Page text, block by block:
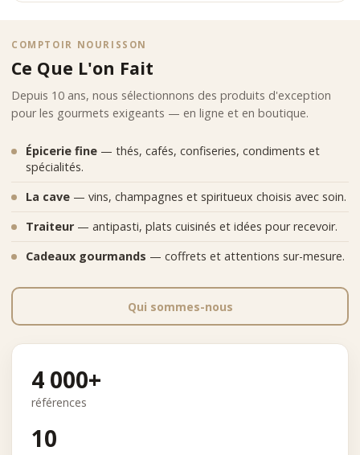
COMPTOIR NOURISSON
Ce Que L'on Fait
Depuis 10 ans, nous sélectionnons des produits d'exception
pour les gourmets exigeants — en ligne et en boutique.
Épicerie fine — thés, cafés, confiseries, condiments et
spécialités.
La cave — vins, champagnes et spiritueux choisis avec soin.
Traiteur — antipasti, plats cuisinés et idées pour recevoir.
Cadeaux gourmands — coffrets et attentions sur-mesure.
Qui sommes-nous
4 000+
références
10